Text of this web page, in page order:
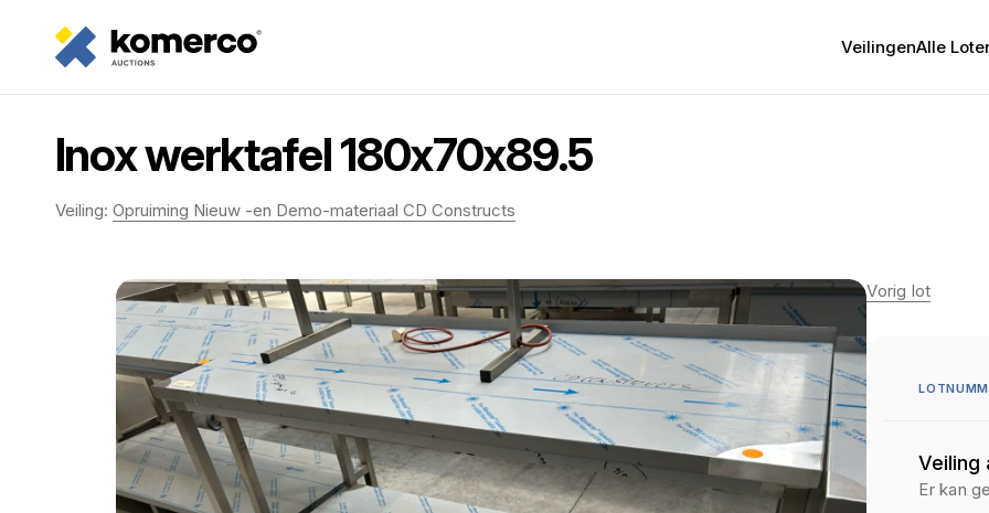
VeilingenAlle
Inox werktafel 180x70x89.5
Veiling: Opruiming Nieuw -en Demo-materiaal CD Constructs
Vorig lot
Veiling
Er kan